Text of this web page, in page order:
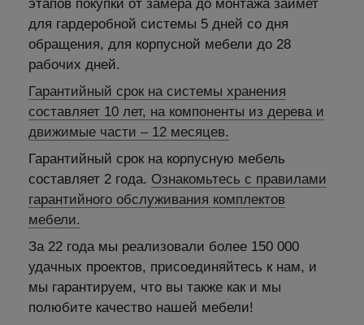
этапов покупки от замера до монтажа займет
для гардеробной системы 5 дней со дня
обращения, для корпусной мебели до 28
рабочих дней.
Гарантийный срок на системы хранения
составляет 10 лет, на компоненты из дерева и
движимые части – 12 месяцев.
Гарантийный срок на корпусную мебель
составляет 2 года. Ознакомьтесь с правилами
гарантийного обслуживания комплектов
мебели.
За 22 года мы реализовали более 150 000
удачных проектов, присоединяйтесь к нам, и
мы гарантируем, что вы также как и мы
полюбите качество нашей мебели!